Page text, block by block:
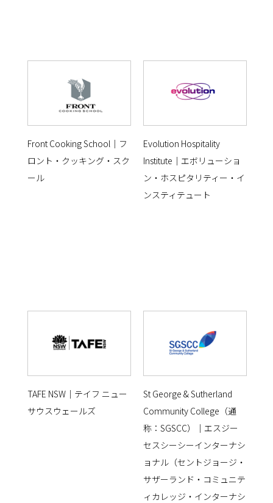
Front Cooking School｜フ
ロント・クッキング・スク
ール
Evolution Hospitality
Institute｜エボリューショ
ン・ホスピタリティー・イ
ンスティテュート
TAFE NSW｜テイフ ニュー
サウスウェールズ
St George & Sutherland
Community College（通
称：SGSCC）｜エスジー
セスシーシーインターナシ
ョナル（セントジョージ・
サザーランド・コミュニテ
ィカレッジ・インターナシ